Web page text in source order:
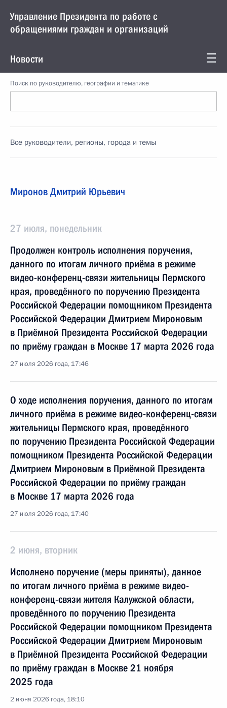
Управление Президента по работе с
обращениями граждан и организаций
Новости
Поиск по руководителю, географии и тематике
Все руководители, регионы, города и темы
Миронов Дмитрий Юрьевич
27 июля, понедельник
Продолжен контроль исполнения поручения,
данного по итогам личного приёма в режиме
видео-конференц-связи жительницы Пермского
края, проведённого по поручению Президента
Российской Федерации помощником Президента
Российской Федерации Дмитрием Мироновым
в Приёмной Президента Российской Федерации
по приёму граждан в Москве 17 марта 2026 года
27 июля 2026 года, 17:46
О ходе исполнения поручения, данного по итогам
личного приёма в режиме видео-конференц-связи
жительницы Пермского края, проведённого
по поручению Президента Российской Федерации
помощником Президента Российской Федерации
Дмитрием Мироновым в Приёмной Президента
Российской Федерации по приёму граждан
в Москве 17 марта 2026 года
27 июля 2026 года, 17:40
2 июня, вторник
Исполнено поручение (меры приняты), данное
по итогам личного приёма в режиме видео-
конференц-связи жителя Калужской области,
проведённого по поручению Президента
Российской Федерации помощником Президента
Российской Федерации Дмитрием Мироновым
в Приёмной Президента Российской Федерации
по приёму граждан в Москве 21 ноября
2025 года
2 июня 2026 года, 18:10